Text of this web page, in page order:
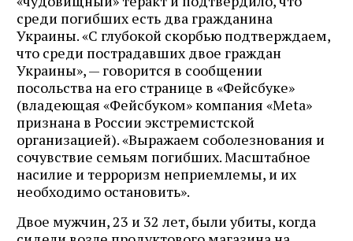
среди погибших есть два гражданина
Украины. «С глубокой скорбью подтверждаем,
что среди пострадавших двое граждан
Украины», — говорится в сообщении
посольства на его странице в «Фейсбуке»
(владеющая «Фейсбуком» компания «Meta»
признана в России экстремистской
организацией). «Выражаем соболезнования и
сочувствие семьям погибших. Масштабное
насилие и терроризм неприемлемы, и их
необходимо остановить».
Двое мужчин, 23 и 32 лет, были убиты, когда